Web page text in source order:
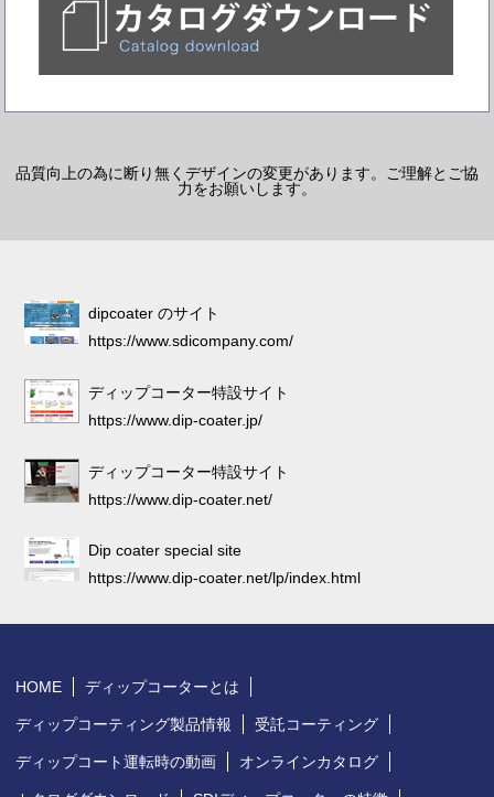
品質向上の為に断り無くデザインの変更があります。ご理解とご協
力をお願いします。
dipcoater のサイト
https://www.sdicompany.com/
ディップコーター特設サイト
https://www.dip-coater.jp/
ディップコーター特設サイト
https://www.dip-coater.net/
Dip coater special site
https://www.dip-coater.net/lp/index.html
HOME ディップコーターとは
ディップコーティング製品情報 受託コーティング
ディップコート運転時の動画 オンラインカタログ